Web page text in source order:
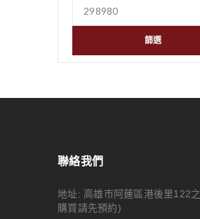
篩選
聯絡我們
地址: 高雄市阿蓮區港後里122
購買請先預約)